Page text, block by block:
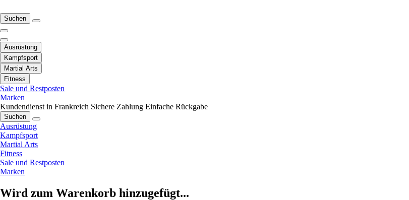
Suchen
Ausrüstung
Kampfsport
Martial Arts
Fitness
Sale und Restposten
Marken
Kundendienst in Frankreich Sichere Zahlung Einfache Rückgabe
Suchen
Ausrüstung
Kampfsport
Martial Arts
Fitness
Sale und Restposten
Marken
Wird zum Warenkorb hinzugefügt...